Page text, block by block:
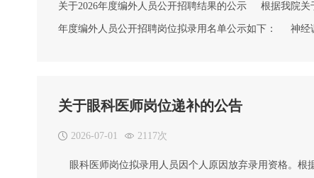
关于2026年度编外人员公开招聘结果的公示 根据我院关
年度编外人员公开招聘岗位拟录用名单公示如下： 神
关于眼科医师岗位递补的公告
2026-07-01 2117次
眼科医师岗位拟录用人员因个人原因放弃录用资格。根